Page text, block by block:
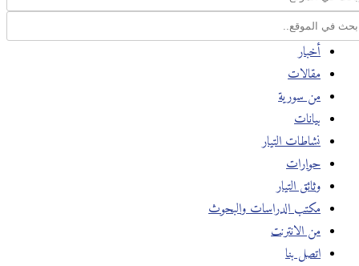
أخبار
مقالات
من سورية
بيانات
نشاطات التيار
حوارات
وثائق التيار
مكتب الدراسات والبحوث
من الانترنت
اتصل بنا